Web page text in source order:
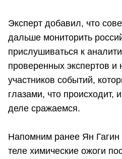
Эксперт добавил, что
дальше мониторить
прислушиваться к
проверенных экспертов и
участников событий,
глазами, что происходит,
деле сражаемся.
Напомним ранее Ян
теле химические ожоги